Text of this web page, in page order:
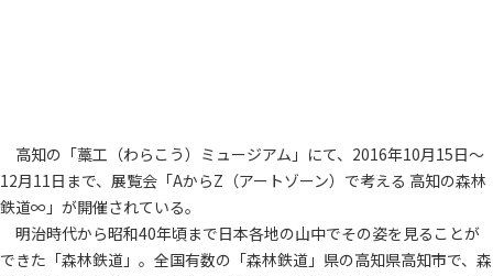
高知の「藁工（わらこう）ミュージアム」にて、2016年10月15日～
12月11日まで、展覧会「AからZ（アートゾーン）で考える 高知の森林
鉄道∞」が開催されている。
明治時代から昭和40年頃まで日本各地の山中でその姿を見ることが
できた「森林鉄道」。全国有数の「森林鉄道」県の高知県高知市で、森